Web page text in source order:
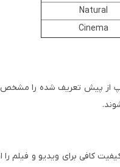
Natural
Cinema
از پیش تعریف شده را مشخص
برای ویدیو و فیلم را